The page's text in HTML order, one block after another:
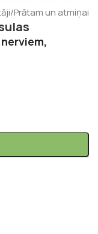
/Prātam un atmiņai